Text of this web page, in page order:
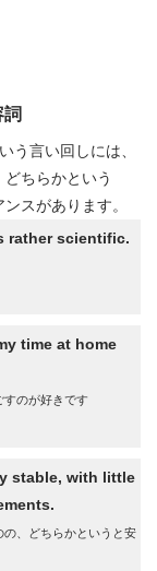
う言い回しには、
どちらかという
スがあります。
rather scientific.
time at home
すのが好きです
stable, with little
、どちらかというと安